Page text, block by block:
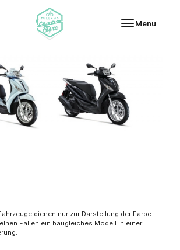
Fulland Vespa-Store
Menu
dienen nur zur Darstellung der Farbe
Fällen ein baugleiches Modell in einer